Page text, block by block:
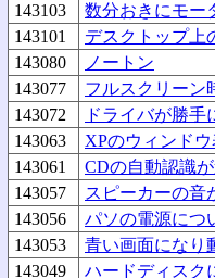
143103
数分おきにモー
143101
デスクトップ上
143080
ノートン
143077
フルスクリーン
143072
ドライバが勝手
143063
XPのウィンドウ
143061
CDの自動認識
143057
スピーカーの音
143056
パソの電源につ
143053
青い画面になり
143049
ハードディスク